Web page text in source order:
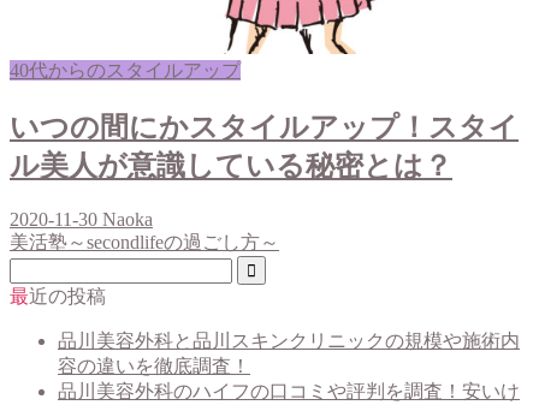
40代からのスタイルアップ
いつの間にかスタイルアップ！スタイ
ル美人が意識している秘密とは？
2020-11-30 Naoka
美活塾～secondlifeの過ごし方～
最近の投稿
品川美容外科と品川スキンクリニックの規模や施術内
容の違いを徹底調査！
品川美容外科のハイフの口コミや評判を調査！安いけ